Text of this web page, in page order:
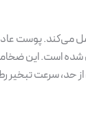
لایه شاخی پوست لب‌ها بسیار ظریف است و
سرعت تبخیر